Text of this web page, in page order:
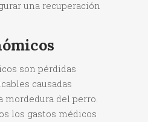
una recuperación
son pérdidas
causadas
mordedura del perro.
los gastos médicos